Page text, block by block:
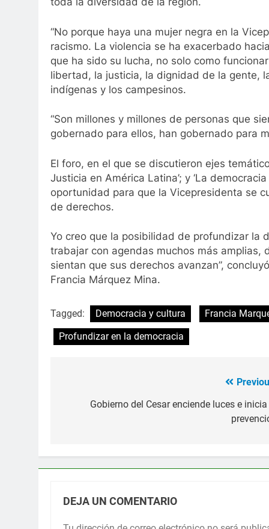
“No porque haya una mujer negra en la
racismo. La violencia se ha exacerbado
que ha sido su lucha, no solo como
libertad, la justicia, la dignidad de la gente,
indígenas y los campesinos.
“Son millones y millones de personas que
gobernado para ellos, han gobernado para
El foro, en el que se discutieron ejes
Justicia en América Latina’; y ‘La
oportunidad para que la Vicepresidenta se
de derechos.
Yo creo que la posibilidad de profundizar la
trabajar con agendas muchos más
sientan que sus derechos avanzan”,
Francia Márquez Mina.
Tagged: Democracia y cultura
Francia
Profundizar en la democracia
Gobierno del Cesar enciende luces e
DEJA UN COMENTARIO